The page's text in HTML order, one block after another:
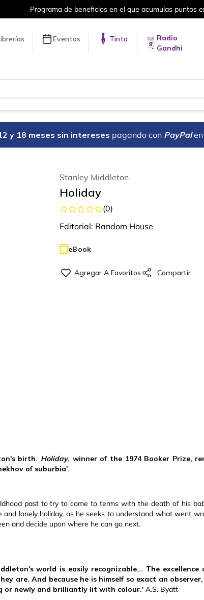
en cada compra. Más
Eventos Tinta
Radio
Gandhi
y 18 meses sin intereses pagando con PayPal
Stanley Middleton
Holiday
(0)
Editorial: Random House
eBook
birth. Holiday, winner of the 1974 Booker Prize,
of suburbia'.
past to try to come to terms with the death of his
lonely holiday, as he seeks to understand what went
and decide upon where he can go next.
world is easily recognizable... The
are. And because he is himself so exact an
or newly and brilliantly lit with colour.' A.S. Byatt